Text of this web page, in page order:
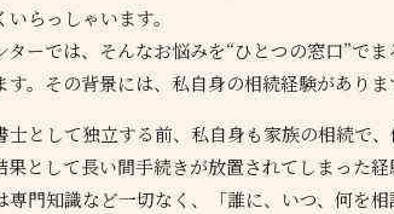
いらっしゃいます。
ターでは、そんなお悩みを“ひとつの窓口”で
す。その背景には、私自身の相続経験がありま
士として独立する前、私自身も家族の相続で
果として長い間手続きが放置されてしまった経
専門知識など一切なく、「誰に、いつ、何を